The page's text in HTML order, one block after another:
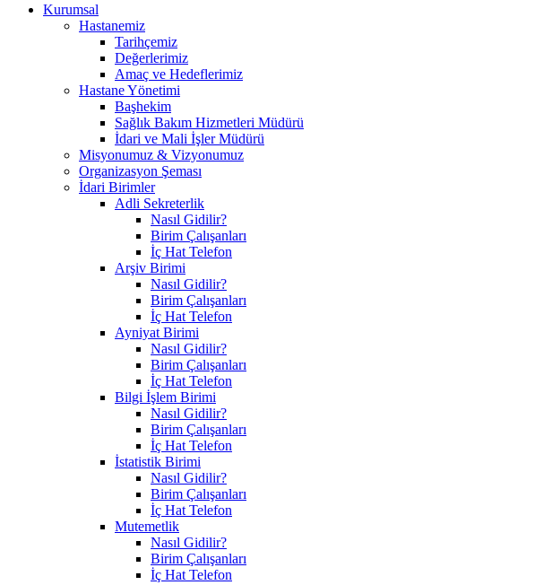
Kurumsal
Hastanemiz
Tarihçemiz
Değerlerimiz
Amaç ve Hedeflerimiz
Hastane Yönetimi
Başhekim
Sağlık Bakım Hizmetleri Müdürü
İdari ve Mali İşler Müdürü
Misyonumuz & Vizyonumuz
Organizasyon Şeması
İdari Birimler
Adli Sekreterlik
Nasıl Gidilir?
Birim Çalışanları
İç Hat Telefon
Arşiv Birimi
Nasıl Gidilir?
Birim Çalışanları
İç Hat Telefon
Ayniyat Birimi
Nasıl Gidilir?
Birim Çalışanları
İç Hat Telefon
Bilgi İşlem Birimi
Nasıl Gidilir?
Birim Çalışanları
İç Hat Telefon
İstatistik Birimi
Nasıl Gidilir?
Birim Çalışanları
İç Hat Telefon
Mutemetlik
Nasıl Gidilir?
Birim Çalışanları
İç Hat Telefon